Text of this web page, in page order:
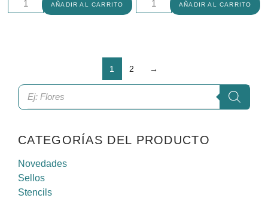
CATEGORÍAS DEL PRODUCTO
Novedades
Sellos
Stencils
AÑADIR AL CARRITO AÑADIR AL CARRITO
1 2 →